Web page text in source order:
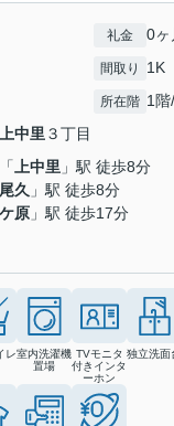
礼金 0ヶ
間取り 1K
所在階 1階
上中里３丁目
「上中里 」駅 徒歩8分
尾久 」駅 徒歩8分
原 」駅 徒歩17分
レ室内洗濯機
置場
TVモニタ
付きインタ
ーホン
独立洗面